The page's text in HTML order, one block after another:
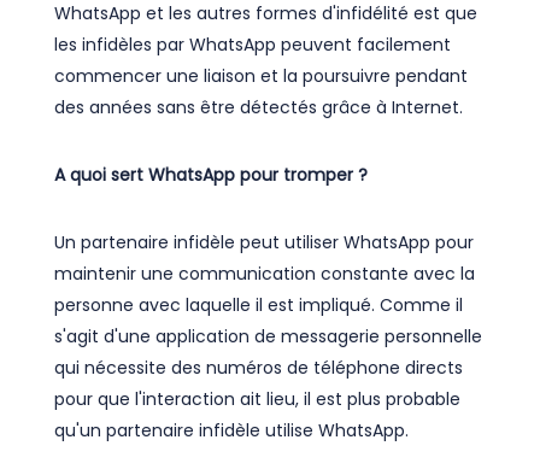
WhatsApp et les autres formes d'infidélité est que
les infidèles par WhatsApp peuvent facilement
commencer une liaison et la poursuivre pendant
des années sans être détectés grâce à Internet.
A quoi sert WhatsApp pour tromper ?
Un partenaire infidèle peut utiliser WhatsApp pour
maintenir une communication constante avec la
personne avec laquelle il est impliqué. Comme il
s'agit d'une application de messagerie personnelle
qui nécessite des numéros de téléphone directs
pour que l'interaction ait lieu, il est plus probable
qu'un partenaire infidèle utilise WhatsApp.